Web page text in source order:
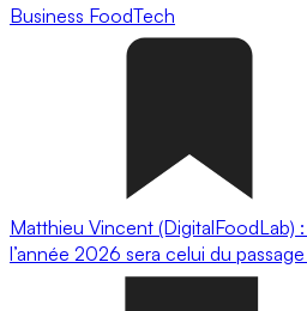
Business FoodTech
Matthieu Vincent (DigitalFoodLab)
l’année 2026 sera celui du